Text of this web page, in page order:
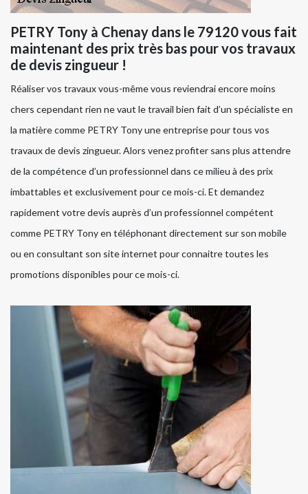
PETRY Tony à Chenay dans le 79120 vous fait
maintenant des prix très bas pour vos travaux
de devis zingueur !
Réaliser vos travaux vous-même vous reviendrai encore moins
chers cependant rien ne vaut le travail bien fait d’un spécialiste en
la matière comme PETRY Tony une entreprise pour tous vos
travaux de devis zingueur. Alors venez profiter sans plus attendre
de la compétence d’un professionnel dans ce milieu à des prix
imbattables et exclusivement pour ce mois-ci. Et demandez
rapidement votre devis auprès d’un professionnel compétent
comme PETRY Tony en téléphonant directement sur son mobile
ou en consultant son site internet pour connaitre toutes les
promotions disponibles pour ce mois-ci.